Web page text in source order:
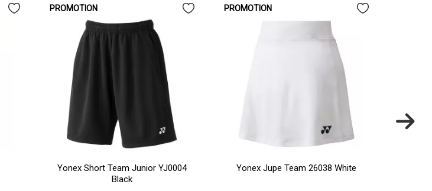
PROMOTION
Yonex Short Team Junior YJ0004
Black
PROMOTION
Yonex Jupe Team 26038 White